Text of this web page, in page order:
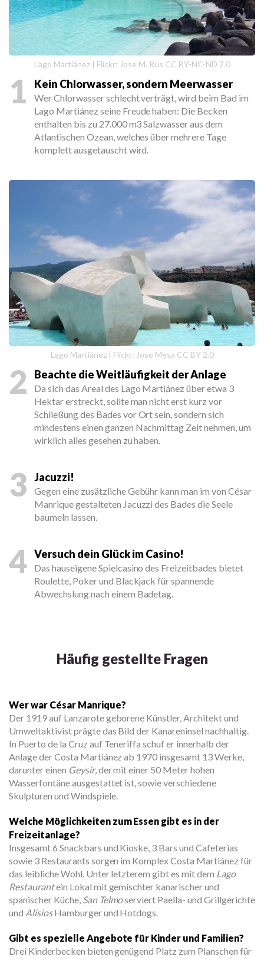
Lago Martiánez | Flickr: Jose M. Rus CC BY-NC-ND 2.0
1 Kein Chlorwasser, sondern Meerwasser
Wer Chlorwasser schlecht verträgt, wird beim Bad im
Lago Martiánez seine Freude haben: Die Becken
enthalten bis zu 27.000 m3 Salzwasser aus dem
Atlantischen Ozean, welches über mehrere Tage
komplett ausgetauscht wird.
Lago Martiánez | Flickr: Jose Mesa CC BY 2.0
2 Beachte die Weitläufigkeit der Anlage
Da sich das Areal des Lago Martiánez über etwa 3
Hektar erstreckt, sollte man nicht erst kurz vor
Schließung des Bades vor Ort sein, sondern sich
mindestens einen ganzen Nachmittag Zeit nehmen, um
wirklich alles gesehen zu haben.
3 Jacuzzi!
Gegen eine zusätzliche Gebühr kann man im von César
Manrique gestalteten Jacuzzi des Bades die Seele
baumeln lassen.
4 Versuch dein Glück im Casino!
Das hauseigene Spielcasino des Freizeitbades bietet
Roulette, Poker und Blackjack für spannende
Abwechslung nach einem Badetag.
Häufig gestellte Fragen
Wer war César Manrique?
Der 1919 auf Lanzarote geborene Künstler, Architekt und
Umweltaktivist prägte das Bild der Kanareninsel nachhaltig.
In Puerto de la Cruz auf Teneriffa schuf er innerhalb der
Anlage der Costa Martiánez ab 1970 insgesamt 13 Werke,
darunter einen Geysir, der mit einer 50 Meter hohen
Wasserfontäne ausgestattet ist, sowie verschiedene
Skulpturen und Windspiele.
Welche Möglichkeiten zum Essen gibt es in der
Freizeitanlage?
Insgesamt 6 Snackbars und Kioske, 3 Bars und Cafeterias
sowie 3 Restaurants sorgen im Komplex Costa Martiánez für
das leibliche Wohl. Unter letzterem gibt es mit dem Lago
Restaurantein Lokal mit gemischter kanarischer und
spanischer Küche, San Telmoserviert Paella- und Grillgerichte
und AlisiosHamburger und Hotdogs.
Gibt es spezielle Angebote für Kinder und Familien?
Drei Kinderbecken bieten genügend Platz zum Planschen für